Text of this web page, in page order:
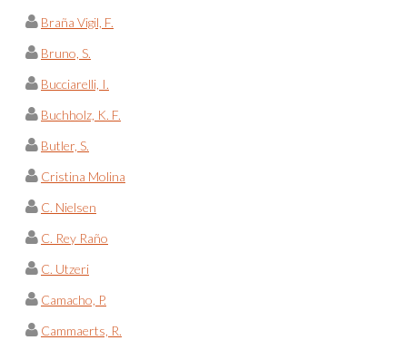
Braña Vigil, F.
Bruno, S.
Bucciarelli, I.
Buchholz, K. F.
Butler, S.
Cristina Molina
C. Nielsen
C. Rey Raño
C. Utzeri
Camacho, P.
Cammaerts, R.